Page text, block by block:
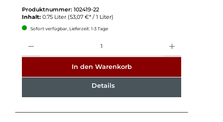
Produktnummer: 102419-22
Inhalt: 0.75 Liter (53,07 €* / 1 Liter)
Sofort verfügbar, Lieferzeit: 1-3 Tage
In den Warenkorb
Details